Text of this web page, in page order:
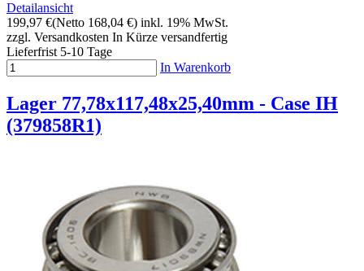
Detailansicht
199,97 €(Netto 168,04 €) inkl. 19% MwSt.
zzgl. Versandkosten In Kürze versandfertig
Lieferfrist 5-10 Tage
In Warenkorb
Lager 77,78x117,48x25,40mm - Case IH
(379858R1)